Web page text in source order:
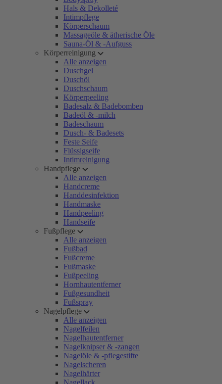
Hals & Dekolleté
Intimpflege
Körperschaum
Massageöle & ätherische Öle
Sauna-Öl & -Aufguss
Körperreinigung
Alle anzeigen
Duschgel
Duschöl
Duschschaum
Körperpeeling
Badesalz & Badebomben
Badeöl & -milch
Badeschaum
Dusch- & Badesets
Feste Seife
Flüssigseife
Intimreinigung
Handpflege
Alle anzeigen
Handcreme
Handdesinfektion
Handmaske
Handpeeling
Handseife
Fußpflege
Alle anzeigen
Fußbad
Fußcreme
Fußmaske
Fußpeeling
Hornhautentferner
Fußgesundheit
Fußspray
Nagelpflege
Alle anzeigen
Nagelfeilen
Nagelhautentferner
Nagelknipser & -zangen
Nagelöle & -pflegestifte
Nagelscheren
Nagelhärter
Nagellack